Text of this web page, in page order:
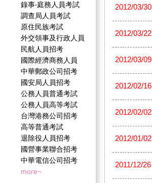
錄事‧庭務人員考試
調查局人員考試
原住民族考試
外交領事及行政人員
民航人員招考
國際經濟商務人員
中華郵政公司招考
國安局人員招考
公務人員普通考試
公務人員高等考試
台灣港務公司招考
高等普通考試
退除役人員招考
國營事業聯合招考
中華電信公司招考
more~
2012/03/30
2012/03/22
2012/03/09
2012/02/16
2012/02/02
2012/01/02
2011/12/26